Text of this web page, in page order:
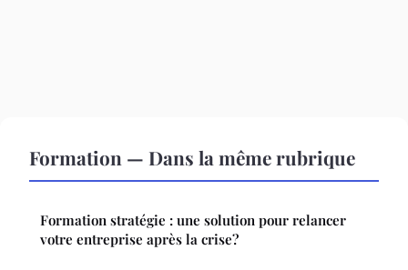
Formation — Dans la même rubrique
Formation stratégie : une solution pour relancer
votre entreprise après la crise?